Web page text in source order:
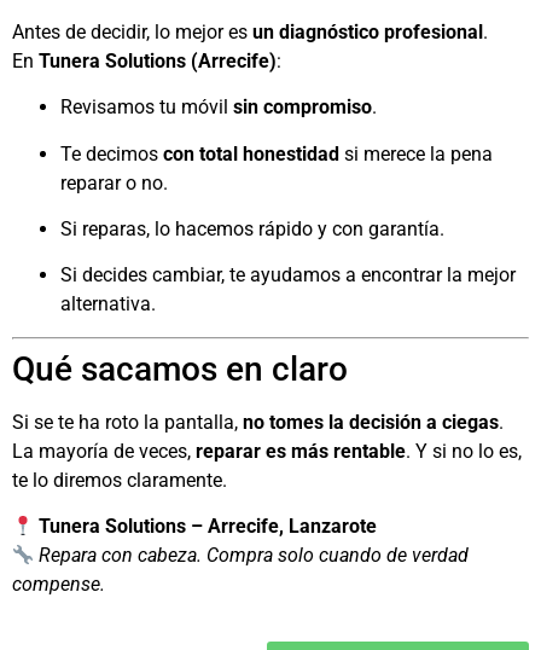
Antes de decidir, lo mejor es un diagnóstico profesional.
En Tunera Solutions (Arrecife):
Revisamos tu móvil sin compromiso.
Te decimos con total honestidad si merece la pena
reparar o no.
Si reparas, lo hacemos rápido y con garantía.
Si decides cambiar, te ayudamos a encontrar la mejor
alternativa.
Qué sacamos en claro
Si se te ha roto la pantalla, no tomes la decisión a ciegas.
La mayoría de veces, reparar es más rentable. Y si no lo es,
te lo diremos claramente.
Tunera Solutions – Arrecife, Lanzarote
Repara con cabeza. Compra solo cuando de verdad
compense.